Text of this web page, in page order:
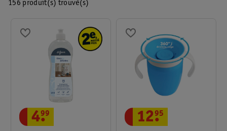
156 produit(s) trouvé(s)
4.
99 12.
95